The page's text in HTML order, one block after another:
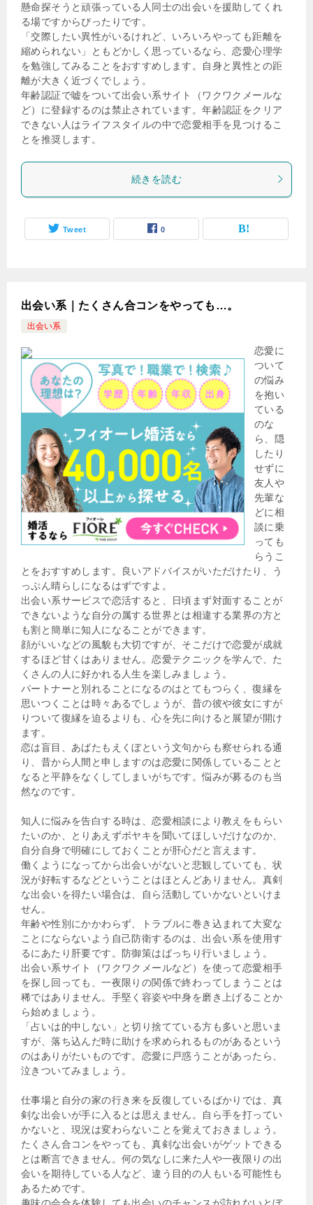
懸命探そうと頑張っている人同士の出会いを援助してくれ
る場ですからぴったりです。
「交際したい異性がいるけれど、いろいろやっても距離を
縮められない」ともどかしく思っているなら、恋愛心理学
を勉強してみることをおすすめします。自身と異性との距
離が大きく近づくでしょう。
年齢認証で嘘をついて出会い系サイト（ワクワクメールな
ど）に登録するのは禁止されています。年齢認証をクリア
できない人はライフスタイルの中で恋愛相手を見つけるこ
とを推奨します。
続きを読む
Tweet 0
出会い系｜たくさん合コンをやっても…。
出会い系
恋愛に
ついて
の悩み
を抱い
ている
のな
ら、隠
したり
せずに
友人や
先輩な
どに相
談に乗
っても
らうこ
とをおすすめします。良いアドバイスがいただけたり、う
っぷん晴らしになるはずですよ。
出会い系サービスで恋活すると、日頃まず対面することが
できないような自分の属する世界とは相違する業界の方と
も割と簡単に知人になることができます。
顔がいいなどの風貌も大切ですが、そこだけで恋愛が成就
するほど甘くはありません。恋愛テクニックを学んで、た
くさんの人に好かれる人生を楽しみましょう。
パートナーと別れることになるのはとてもつらく、復縁を
思いつくことは時々あるでしょうが、昔の彼や彼女にすが
りついて復縁を迫るよりも、心を先に向けると展望が開け
ます。
恋は盲目、あばたもえくぼという文句からも察せられる通
り、昔から人間と申しますのは恋愛に関係していることと
なると平静をなくしてしまいがちです。悩みが募るのも当
然なのです。
知人に悩みを告白する時は、恋愛相談により教えをもらい
たいのか、とりあえずボヤキを聞いてほしいだけなのか、
自分自身で明確にしておくことが肝心だと言えます。
働くようになってから出会いがないと悲観していても、状
況が好転するなどということはほとんどありません。真剣
な出会いを得たい場合は、自ら活動していかないといけま
せん。
年齢や性別にかかわらず、トラブルに巻き込まれて大変な
ことにならないよう自己防衛するのは、出会い系を使用す
るにあたり肝要です。防御策はばっちり行いましょう。
出会い系サイト（ワクワクメールなど）を使って恋愛相手
を探し回っても、一夜限りの関係で終わってしまうことは
稀ではありません。手堅く容姿や中身を磨き上げることか
ら始めましょう。
「占いは的中しない」と切り捨てている方も多いと思いま
すが、落ち込んだ時に助けを求められるものがあるという
のはありがたいものです。恋愛に戸惑うことがあったら、
泣きついてみましょう。
仕事場と自分の家の行き来を反復しているばかりでは、真
剣な出会いが手に入るとは思えません。自ら手を打ってい
かないと、現況は変わらないことを覚えておきましょう。
たくさん合コンをやっても、真剣な出会いがゲットできる
とは断言できません。何の気なしに来た人や一夜限りの出
会いを期待している人など、違う目的の人もいる可能性も
あるためです。